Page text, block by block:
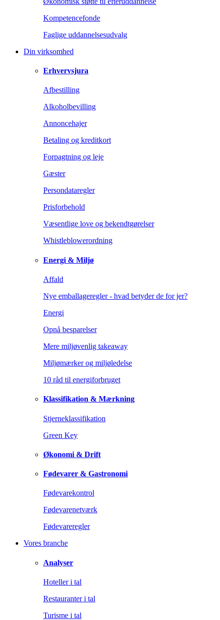
Kompetencefonde
Faglige uddannelsesudvalg
Din virksomhed
Erhvervsjura
Afbestilling
Alkoholbevilling
Annoncehajer
Betaling og kreditkort
Forpagtning og leje
Gæster
Persondataregler
Prisforbehold
Væsentlige love og bekendtgørelser
Whistleblowerordning
Energi & Miljø
Affald
Nye emballageregler - hvad betyder de for jer?
Energi
Opnå besparelser
Mere miljøvenlig takeaway
Miljømærker og miljøledelse
10 råd til energiforbruget
Klassifikation & Mærkning
Stjerneklassifikation
Green Key
Økonomi & Drift
Fødevarer & Gastronomi
Fødevarekontrol
Fødevarenetværk
Fødevareregler
Vores branche
Analyser
Hoteller i tal
Restauranter i tal
Turisme i tal